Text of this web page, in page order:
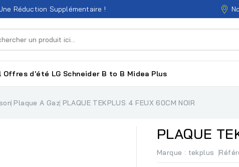
Réduction Supplémentaire !
Offres d'été LG Schneider B to B Midea Plus
Plaque A Gaz PLAQUE TEKPLUS 4 FEUX 60CM NOIR
PLAQUE
Marque : tekplus